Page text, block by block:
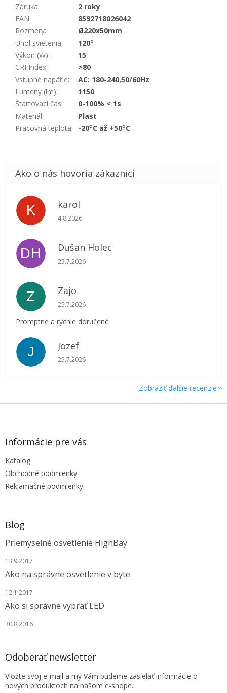
Záruka:
2 roky
EAN:
8592718026042
Rozmery:
Ø220x50mm
Uhol svietenia:
120°
Výkon (W):
15
CRI Index:
>80
Vstupné napätie:
AC: 180-240,50/60Hz
Lumeny (lm):
1150
Štartovací čas:
0-100% < 1s
Materiál:
Plast
Pracovná teplota: -20°C až +50°C
K karol
Hodnotenie obchodu je 5 z 5 hviezdičiek.
4.8.2026
DH Dušan Holec
Hodnotenie obchodu je 5 z 5 hviezdičiek.
25.7.2026
Z Zajo
Hodnotenie obchodu je 5 z 5 hviezdičiek.
25.7.2026
Promptne a rýchle doručené
J Jozef
Hodnotenie obchodu je 5 z 5 hviezdičiek.
25.7.2026
Zobraziť ďalšie recenzie
Z
Informácie pre vás
Katalóg
Obchodné podmienky
Reklamačné podmienky
Blog
Priemyselné osvetlenie HighBay
13.9.2017
Ako na správne osvetlenie v byte
12.1.2017
Ako si správne vybrať LED
30.8.2016
Odoberať newsletter
Vložte svoj e-mail a my Vám budeme zasielať informácie o
nových produktoch na našom e-shope.